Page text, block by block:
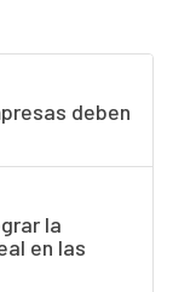
deben
la
en las